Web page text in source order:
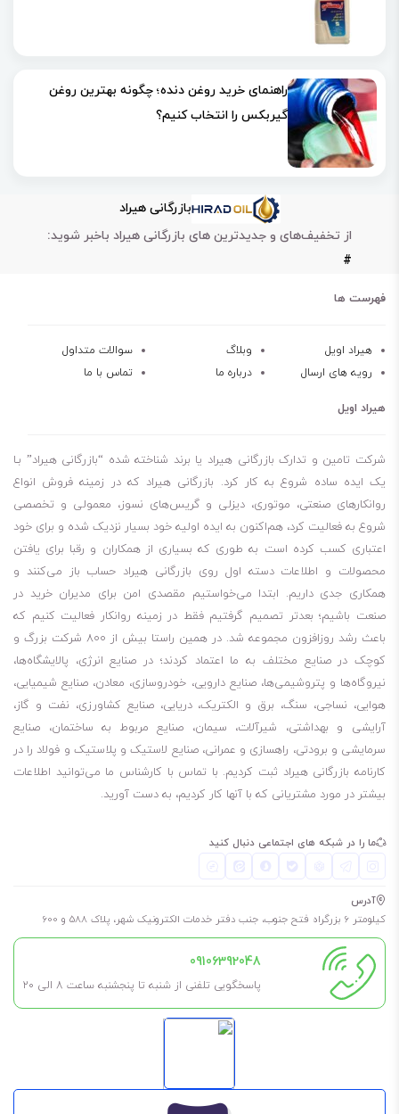
راهنمای خرید روغن دنده؛ چگونه بهترین روغن
گیربکس را انتخاب کنیم؟
بازرگانی هیراد
از تخفیف‌های و جدیدترین های بازرگانی هیراد باخبر شوید:
#
فهرست ها
هیراد اویل وبلاگ
سوالات متداول
رویه های ارسال
درباره ما تماس با ما
هیراد اویل
شرکت تامین و تدارک بازرگانی هیراد یا برند شناخته شده “بازرگانی هیراد” بـا
یک ایده ساده شروع به کار کرد. بازرگانی هیراد که در زمینه فروش انواع
روانکارهای صنعتی، موتوری، دیزلی و گریس‌های نسوز، معمولی و تخصصی
شروع به فعالیت کرد، هم‌اکنون به ایده اولیه خود بسیار نزدیک شده و برای خود
اعتباری کسب کرده است به طوری که بسیاری از همکاران و رقبا برای یافتن
محصولات و اطلاعات دسته اول روی بازرگانی هیراد حساب باز می‌کنند و
همکاری جدی داریم. ابتدا می‌خواستیم مقصدی امن برای مدیران خرید در
صنعت باشیم؛ بعدتر تصمیم گرفتیم فقط در زمینه روانکار فعالیت کنیم که
باعث رشد روزافزون مجموعه شد. در همین راستا بیش از 800 شرکت بزرگ و
کوچک در صنایع مختلف به ما اعتماد کردند؛ در صنایع انرژی، پالایشگاه‌ها،
نیروگاه‌ها و پتروشیمی‌ها، صنایع دارویی، خودروسازی، معادن، صنایع شیمیایی،
هوایی، نساجی، سنگ، برق و الکتریک، دریایی، صنایع کشاورزی، نفت و گاز،
آرایشی و بهداشتی، شیرآلات، سیمان، صنایع مربوط به ساختمان، صنایع
سرمایشی و برودتی، راهسازی و عمرانی، صنایع لاستیک و پلاستیک و فولاد را در
کارنامه بازرگانی هیراد ثبت کردیم. با تماس با کارشناس ما می‌توانید اطلاعات
بیشتر در مورد مشتریانی که با آنها کار کردیم، به دست آورید.
ما را در شبکه های اجتماعی دنبال کنید
آدرس
کیلومتر 6 بزرگراه فتح جنوب، جنب دفتر خدمات الکترونیک شهر، پلاک 588 و 600
09106392048
پاسخگویی تلفنی از شنبه تا پنجشنبه ساعت 8 الی ۲۰